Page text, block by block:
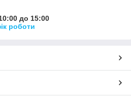
до 15:00
роботи